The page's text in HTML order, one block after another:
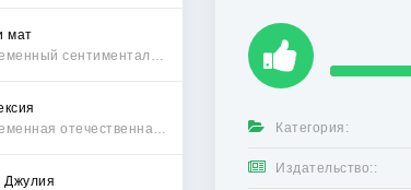
мат
Джулия
Категория:
Издательство::